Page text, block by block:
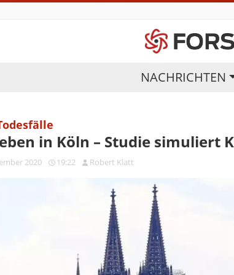
NACHRICHTEN
in Köln – Studie simuliert
2020 19:22 Robert Klatt